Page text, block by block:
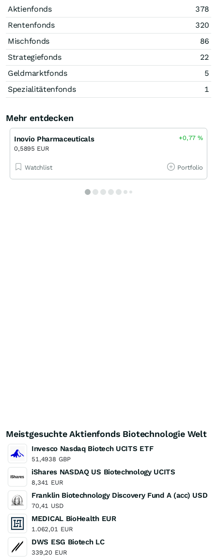
Aktienfonds
378
Rentenfonds
320
Mischfonds
86
Strategiefonds
22
Geldmarktfonds
5
Spezialitätenfonds
1
Mehr entdecken
Inovio Pharmaceuticals
0,5895 EUR
+0,77%
Watchlist Portfolio
Meistgesuchte Aktienfonds Biotechnologie Welt
Invesco Nasdaq Biotech UCITS ETF
51,4938 GBP
iShares NASDAQ US Biotechnology UCITS
8,341 EUR
Franklin Biotechnology Discovery Fund A (acc) USD
70,41 USD
MEDICAL BioHealth EUR
1.062,01 EUR
DWS ESG Biotech LC
339,20 EUR